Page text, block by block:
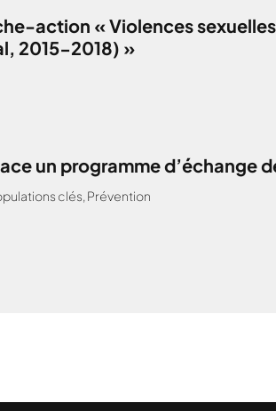
action « Violences
2015-2018) »
un programme d’échange
clés, Prévention